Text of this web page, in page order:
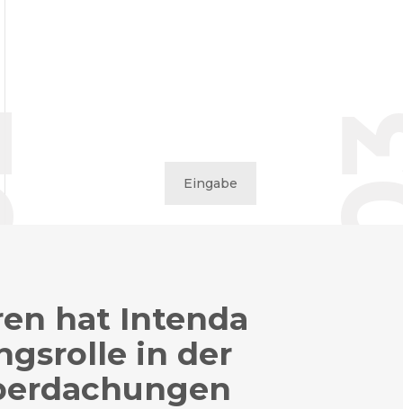
Eingabe
hat Intenda
in der